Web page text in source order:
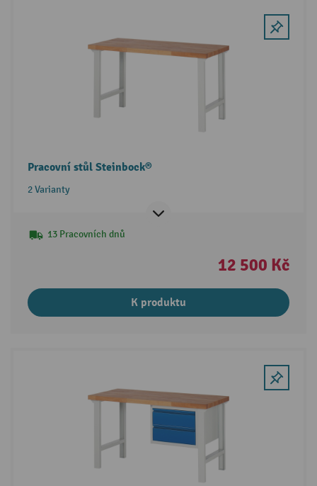
Pracovní stůl Steinbock®
2 Varianty
13 Pracovních dnů
12 500 Kč
K produktu